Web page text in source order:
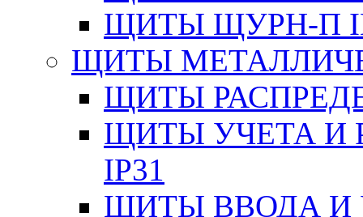
ЩИТЫ ЩУРН-П
ЩИТЫ
ЩИТЫ
ЩИТЫ УЧЕТА И
IP31
ЩИТЫ ВВОДА И